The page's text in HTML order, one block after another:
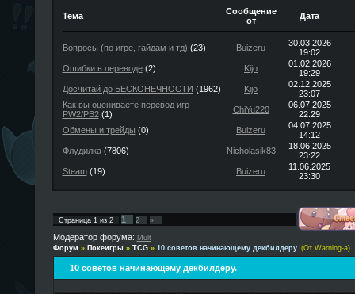
Тема
Сообщение
от
Дата
Вопросы (по игре, гайдам и тд) (23) Buizeru
30.03.2026
19:02
Ошибки в переводе(2) Kijo
01.02.2026
19:29
Досчитай до БЕСКОНЕЧНОСТИ (1962) Kijo
02.12.2025
23:07
Как вы оцениваете перевод игр
PW2/PB2(1) ChiYu220
06.07.2025
22:29
Обмены и трейды (0) Buizeru
04.07.2025
14:12
Флудилка(7806) Nicholasik83
18.06.2025
23:22
Steam(19) Buizeru
11.06.2025
23:30
Страница 1из 2 1 2 »
Модератор форума: Mult
Форум » Покеигры » TCG » 10 советов начинающему декбилдеру. (От Warning-a)
10 советов начинающему декбилдеру.